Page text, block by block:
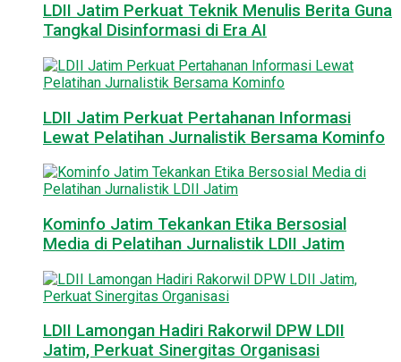
LDII Jatim Perkuat Teknik Menulis Berita Guna
Tangkal Disinformasi di Era AI
LDII Jatim Perkuat Pertahanan Informasi
Lewat Pelatihan Jurnalistik Bersama Kominfo
Kominfo Jatim Tekankan Etika Bersosial
Media di Pelatihan Jurnalistik LDII Jatim
LDII Lamongan Hadiri Rakorwil DPW LDII
Jatim, Perkuat Sinergitas Organisasi